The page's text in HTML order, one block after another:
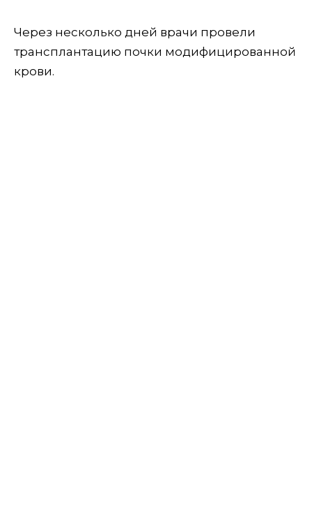
Через несколько дней врачи провели
трансплантацию почки модифицированной
крови.